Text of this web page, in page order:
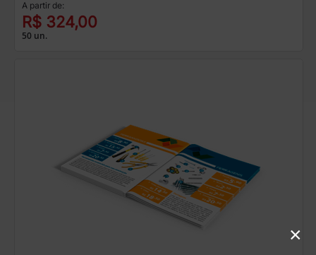
A partir de:
R$ 324,00
50 un.
×